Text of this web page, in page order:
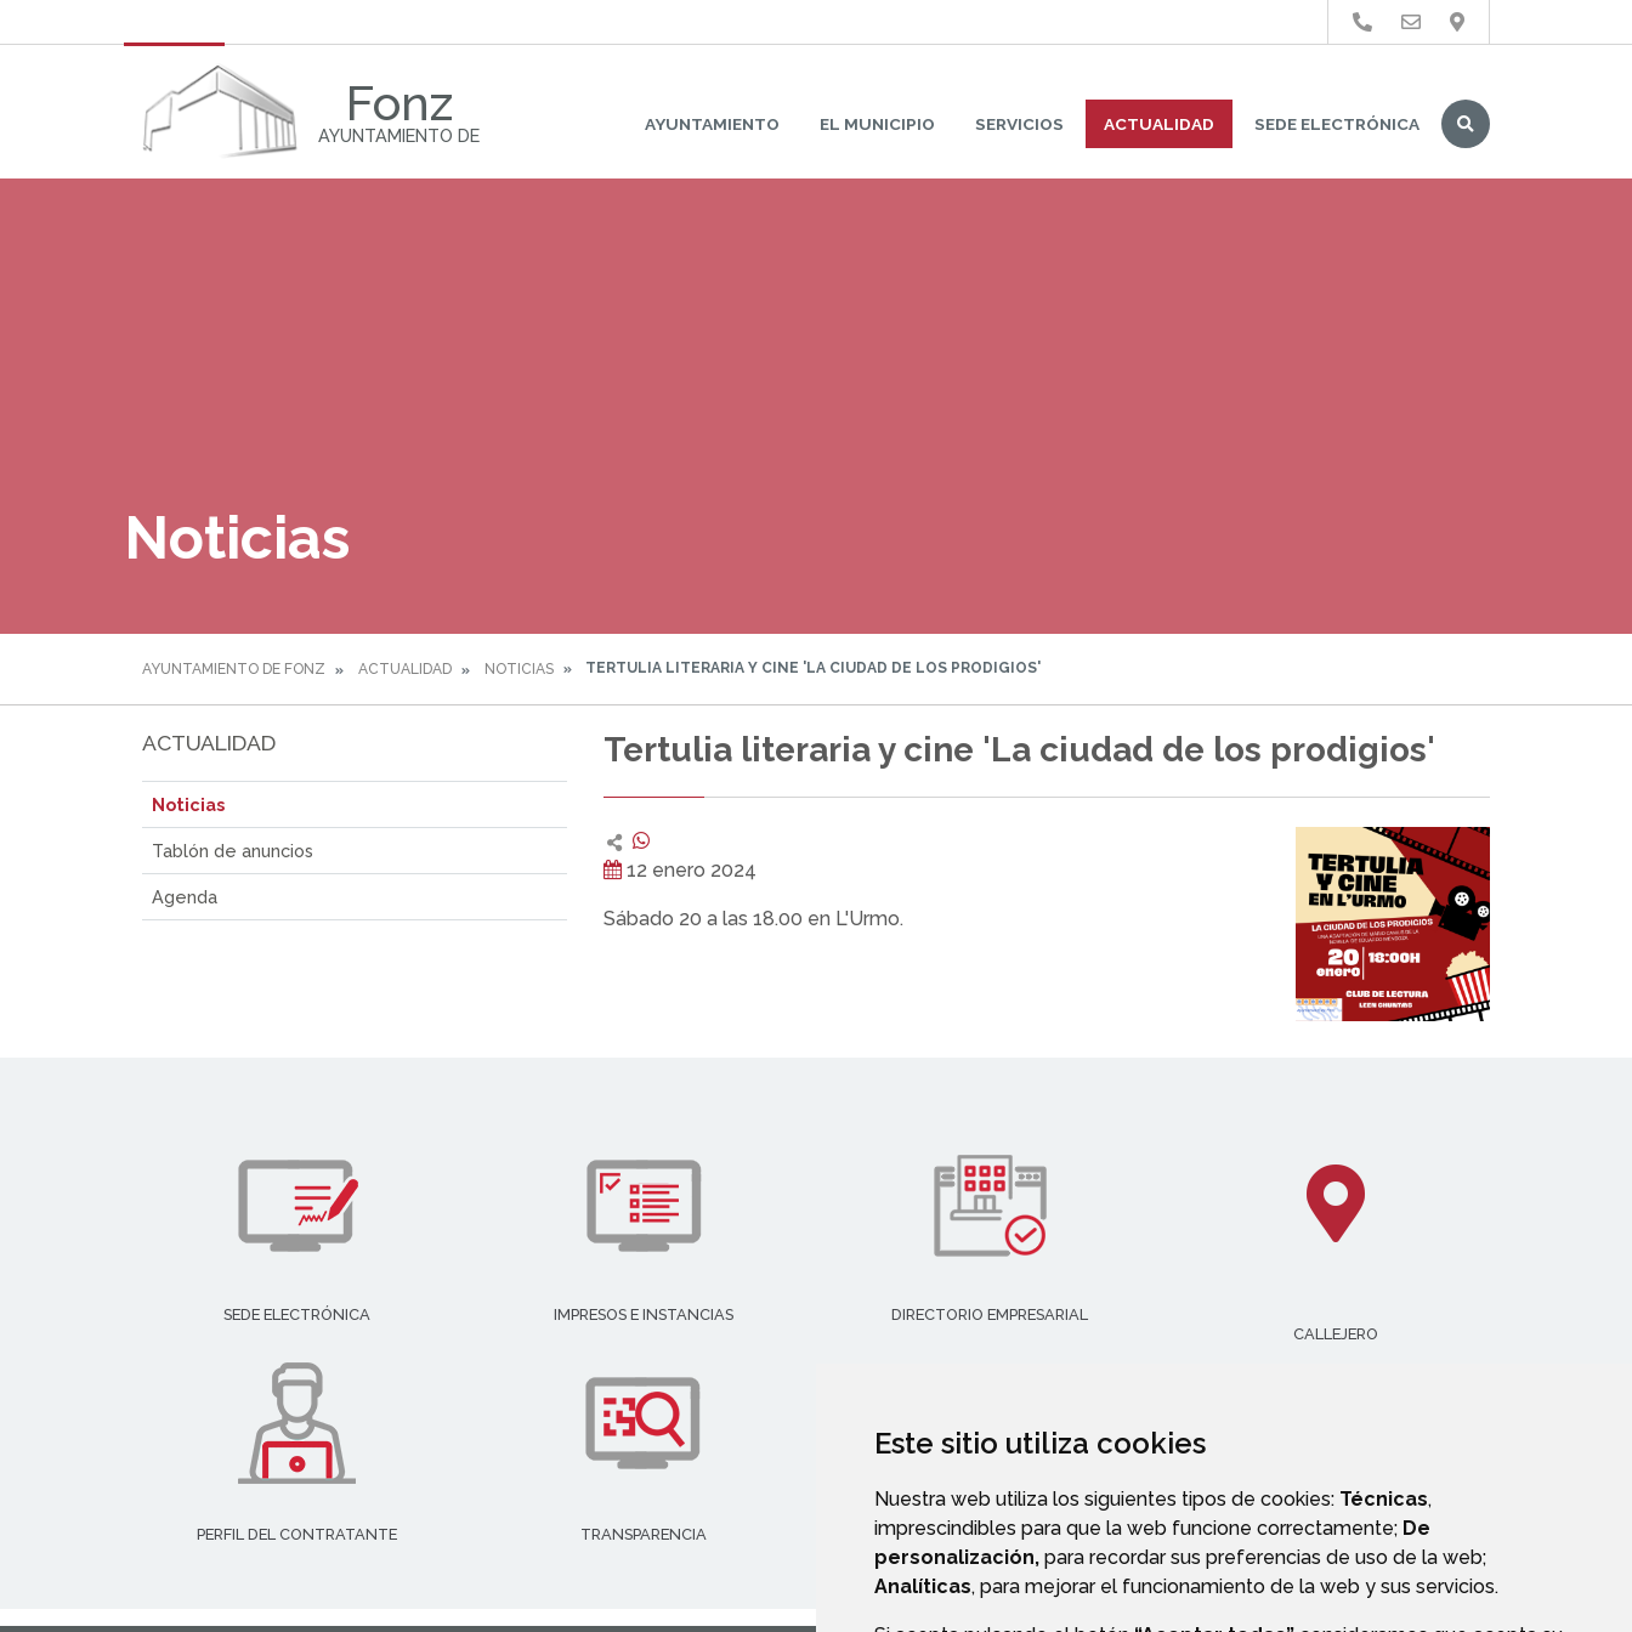
Este sitio utiliza cookies
Nuestra web utiliza los siguientes tipos de cookies: Técnicas,
imprescindibles para que la web funcione correctamente; De
personalización, para recordar sus preferencias de uso de la web;
Analíticas, para mejorar el funcionamiento de la web y sus servicios.
Fonz
AYUNTAMIENTO DE
AYUNTAMIENTO EL MUNICIPIO SERVICIOS ACTUALIDAD SEDE ELECTRÓNICA
Buscar
Noticias
AYUNTAMIENTO DE FONZ ACTUALIDAD NOTICIAS TERTULIA LITERARIA Y CINE 'LA CIUDAD DE LOS PRODIGIOS'
ACTUALIDAD
Noticias
Tablón de anuncios
Agenda
Tertulia literaria y cine 'La ciudad de los prodigios'
12 enero 2024
Sábado 20 a las 18.00 en L'Urmo.
SEDE ELECTRÓNICA IMPRESOS E INSTANCIAS
DIRECTORIO EMPRESARIAL
CALLEJERO
PERFIL DEL CONTRATANTE TRANSPARENCIA VALIDACIÓN DE DOCUMENTOS